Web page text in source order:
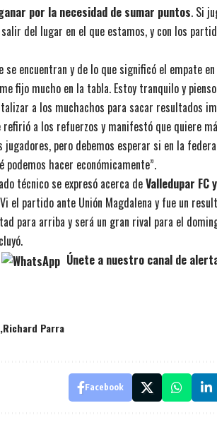
por la necesidad de sumar puntos. Si
del lugar en el que estamos, y con los
se encuentran y de lo que significó el empate
fijo mucho en la tabla. Estoy tranquilo y
a los muchachos para sacar resultados
a los refuerzos y manifestó que quiere
jugadores, pero debemos esperar si en la
podemos hacer económicamente”.
técnico se expresó acerca deValledupar FC
Vi el partido ante Unión Magdalena y fue un
para arriba y será un gran rival para el
Únete a nuestro canal de
Richard Parra
Facebook